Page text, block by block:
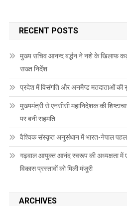
RECENT POSTS
मुख्य सचिव आनन्द बर्द्धन ने नशे के खिलाफ
सख्त निर्देश
प्रदेश में विसंगति और अनमैप्ड मतदाताओं की
मुख्यमंत्री से एनसीसी महानिदेशक की
पर बनी सहमति
वैश्विक संस्कृत अनुसंधान में भारत-नेपाल पहल
गढ़वाल आयुक्त आनंद स्वरूप की अध्यक्षता में
विकास प्रस्तावों को मिली मंजूरी
ARCHIVES